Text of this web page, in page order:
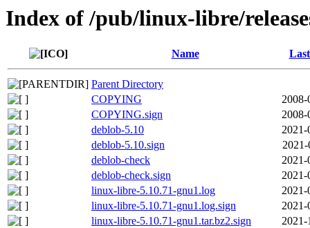
Index of /pub/linux-libre/
Name
Parent Directory
COPYING
2008-
COPYING.sign
2008-
deblob-5.10
2021-
deblob-5.10.sign
2021-
deblob-check
2021-
deblob-check.sign
2021-
linux-libre-5.10.71-gnu1.log
2021-
linux-libre-5.10.71-gnu1.log.sign
2021-
linux-libre-5.10.71-gnu1.tar.bz2.sign
2021-